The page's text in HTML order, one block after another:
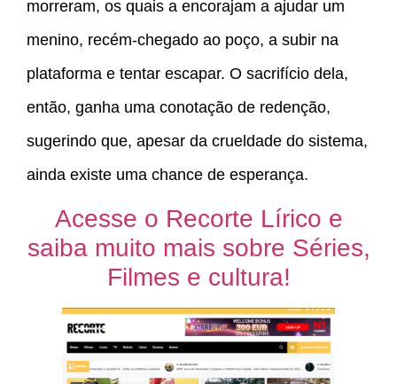
morreram, os quais a encorajam a ajudar um
menino, recém-chegado ao poço, a subir na
plataforma e tentar escapar. O sacrifício dela,
então, ganha uma conotação de redenção,
sugerindo que, apesar da crueldade do sistema,
ainda existe uma chance de esperança.
Acesse o Recorte Lírico e
saiba muito mais sobre Séries,
Filmes e cultura!